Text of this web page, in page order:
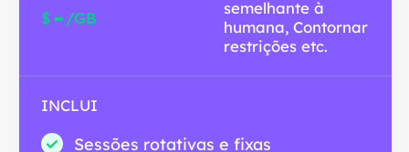
$- /GB
semelhante à
humana, Contornar
restrições etc.
INCLUI
Sessões rotativas e fixas